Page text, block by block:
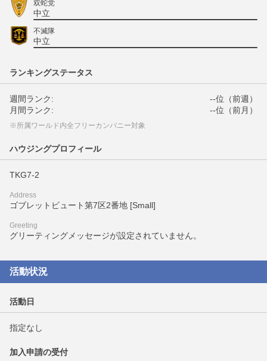
双蛇党
中立
不滅隊
中立
ランキングステータス
週間ランク:
--位（前週）
月間ランク:
--位（前月）
※所属ワールド内全フリーカンパニー対象
ハウジングプロフィール
TKG7-2
Address
ゴブレットビュート第7区2番地 [Small]
Greeting
グリーティングメッセージが設定されていません。
活動状況
活動日
指定なし
加入申請の受付